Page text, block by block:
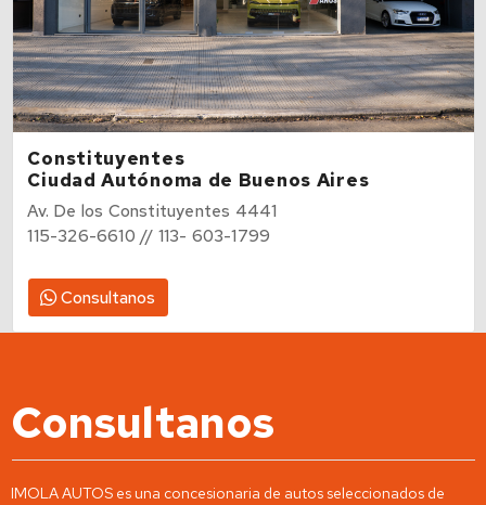
Constituyentes
Ciudad Autónoma de Buenos Aires
Av. De los Constituyentes 4441
115-326-6610 // 113- 603-1799
Consultanos
Consultanos
IMOLA AUTOS es una concesionaria de autos seleccionados de